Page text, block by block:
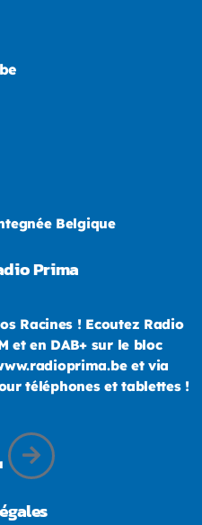
Belgique
Prima
Racines ! Ecoutez Radio
et en DAB+ sur le bloc
et via
téléphones et tablettes !